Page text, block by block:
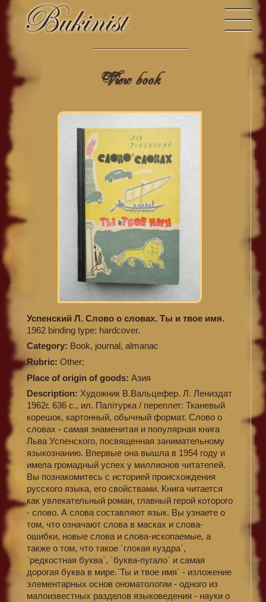
View book
Успенский Л. Слово о словах. Ты и твое имя.
1962 binding type: hardcover.
Category: Book, journal, almanac
Rubric: Other;
Place of origin of goods: Азия
Description: Художник В.Вальцефер. Л. Лениздат
1962г. 636 с., ил. Палiтурка / переплет: Тканевый
корешок, картонный, обычный формат. Слово о
словах - самая знаменитая и популярная книга
Льва Успенского, посвященная занимательному
языкознанию. Впервые она вышла в 1954 году и
имела громадный успех у миллионов читателей.
Вы познакомитесь с историей происхождения
русского языка, его свойствами. Книга читается
как увлекательный роман, главный герой которого
- слово. А слова составляют язык. Вы узнаете о
том, что означают слова в масках и слова-
ошибки, новые слова и слова-ископаемые, а
также о том, что такое `глокая куздра`,
`редкостная буква`, `буква-пугало` и самая
дорогая буква в мире.`Ты и твое имя` - изложение
элементарных основ ономатологии - одного из
малоизвестных разделов языковедения - науки о